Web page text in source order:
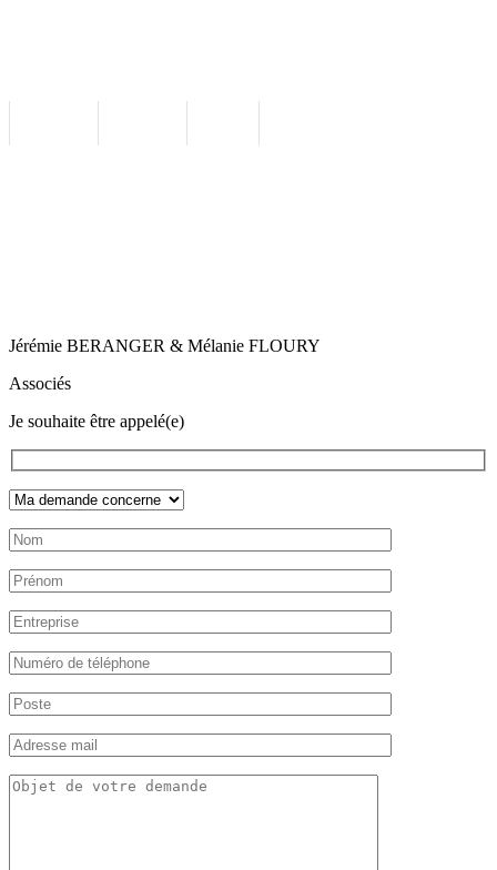
Jérémie BERANGER & Mélanie FLOURY
Associés
Je souhaite être appelé(e)